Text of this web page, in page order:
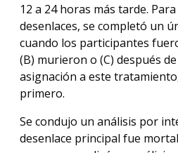
12 a 24 horas más tarde.
desenlaces, se completó un
cuando los participantes
(B) murieron o (C) después
asignación a este
primero.
Se condujo un análisis por
desenlace principal fue